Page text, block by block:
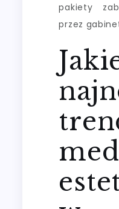
pakiety
przez